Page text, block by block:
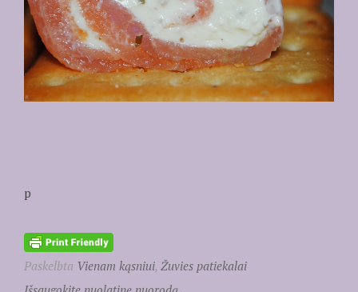
p
Paskelbta Vienam kąsniui, Žuvies patiekalai